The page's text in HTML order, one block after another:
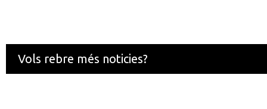
Vols rebre més noticies?